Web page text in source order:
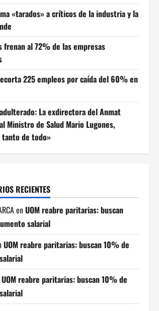
«tarados» a críticos de la industria y la
frenan al 72% de las empresas
225 empleos por caída del 60% en
La exdirectora del Anmat
Ministro de Salud Mario Lugones,
tanto de todo»
RECIENTES
enUOM reabre paritarias: buscan
salarial
UOM reabre paritarias: buscan 10% de
UOM reabre paritarias: buscan 10% de